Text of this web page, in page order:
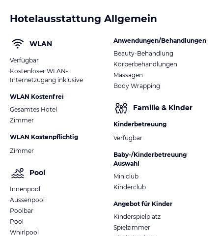
Hotelausstattung Allgemein
WLAN
Verfügbar
Kostenloser WLAN-
Internetzugang inklusive
WLAN Kostenfrei
Gesamtes Hotel
Zimmer
WLAN Kostenpflichtig
Zimmer
Pool
Innenpool
Aussenpool
Poolbar
Pool
Whirlpool
Anwendungen/Behandlungen
Beauty-Behandlung
Körperbehandlungen
Massagen
Body Wrapping
Familie & Kinder
Kinderbetreuung
Verfügbar
Baby-/Kinderbetreuung
Auswahl
Miniclub
Kinderclub
Angebot für Kinder
Kinderspielplatz
Spielzimmer